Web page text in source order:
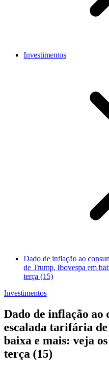
Investimentos
Dado de inflação ao
de Trump, Ibovespa em
terça (15)
Investimentos
Dado de inflação ao
escalada tarifária
baixa e mais: veja
terça (15)